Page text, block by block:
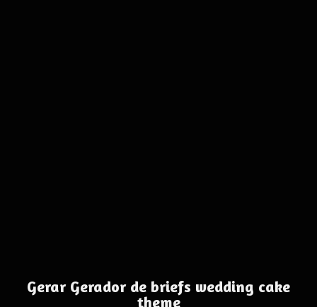
Gerar Gerador de briefs wedding cake
theme